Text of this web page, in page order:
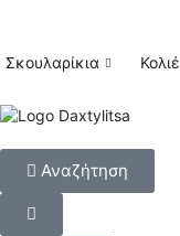
Σκουλαρίκια Κολιέ
Αναζήτηση